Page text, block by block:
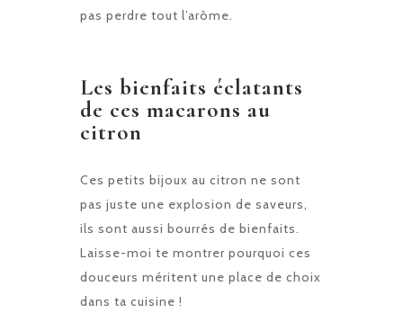
pas perdre tout l’arôme.
Les bienfaits éclatants
de ces macarons au
citron
Ces petits bijoux au citron ne sont
pas juste une explosion de saveurs,
ils sont aussi bourrés de bienfaits.
Laisse-moi te montrer pourquoi ces
douceurs méritent une place de choix
dans ta cuisine !